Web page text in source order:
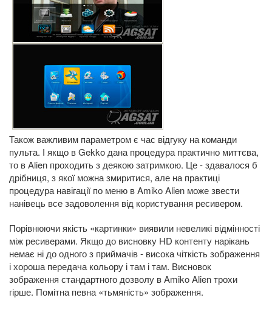
Також важливим параметром є час відгуку на команди
пульта. І якщо в Gekko дана процедура практично миттєва,
то в Alien проходить з деякою затримкою. Це - здавалося б
дрібниця, з якої можна змиритися, але на практиці
процедура навігації по меню в Amiko Alien може звести
нанівець все задоволення від користування ресивером.
Порівнюючи якість «картинки» виявили невеликі відмінності
між ресиверами. Якщо до висновку HD контенту нарікань
немає ні до одного з приймачів - висока чіткість зображення
і хороша передача кольору і там і там. Висновок
зображення стандартного дозволу в Amiko Alien трохи
гірше. Помітна певна «тьмяність» зображення.